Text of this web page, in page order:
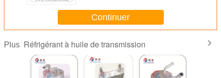
Continuer
Plus Réfrigérant à huile de transmission